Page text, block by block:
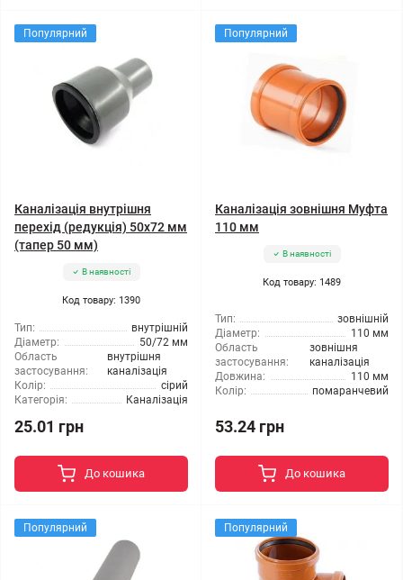
Популярний
Каналізація внутрішня
перехід (редукція) 50x72 мм
(тапер 50 мм)
В наявності
Код товару: 1390
Тип:
внутрішній
Діаметр:
50/72 мм
Область
застосування:
внутрішня
каналізація
Колір:
сірий
Категорія:
Каналізація
25.01 грн
До кошика
Популярний
Каналізація зовнішня Муфта
110 мм
В наявності
Код товару: 1489
Тип:
зовнішній
Діаметр:
110 мм
Область
застосування:
зовнішня
каналізація
Довжина:
110 мм
Колір:
помаранчевий
53.24 грн
До кошика
Популярний Популярний